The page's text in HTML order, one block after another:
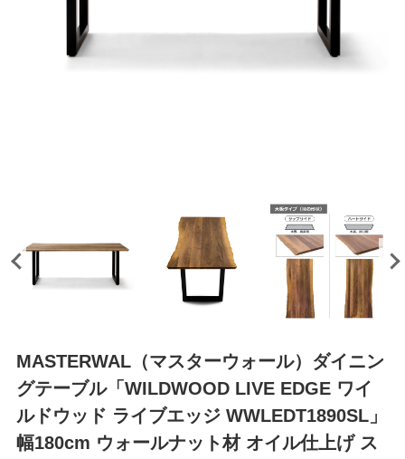
MASTERWAL（マスターウォール）ダイニン
グテーブル「WILDWOOD LIVE EDGE ワイ
ルドウッド ライブエッジ WWLEDT1890SL」
幅180cm ウォールナット材 オイル仕上げ ス